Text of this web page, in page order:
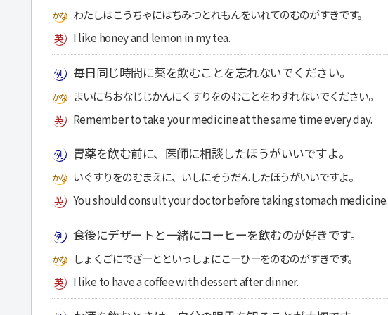
わたしはこうちゃにはちみつとれもんをいれてのむのがすきです。
I like honey and lemon in my tea.
毎日同じ時間に薬を飲むことを忘れないでください。
まいにちおなじじかんにくすりをのむことをわすれないでください。
Remember to take your medicine at the same time every day.
胃薬を飲む前に、医師に相談したほうがいいですよ。
いぐすりをのむまえに、いしにそうだんしたほうがいいですよ。
You should consult your doctor before taking stomach medicine.
食後にデザートと一緒にコーヒーを飲むのが好きです。
しょくごにでざーとといっしょにこーひーをのむのがすきです。
I like to have a coffee with dessert after dinner.